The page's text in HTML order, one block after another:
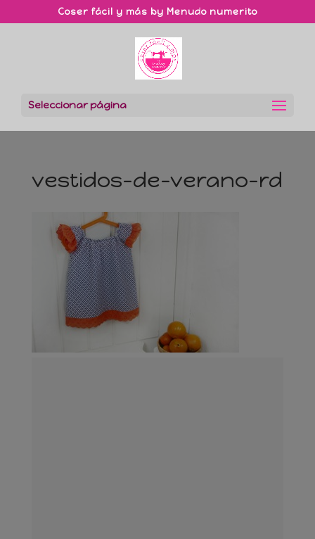
Coser fácil y más by Menudo numerito
Seleccionar página
vestidos-de-verano-rd